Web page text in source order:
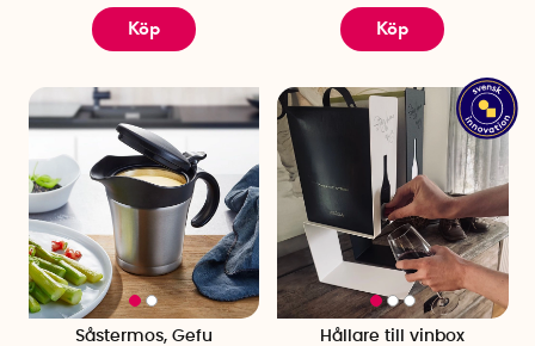
Köp Köp
Såstermos, Gefu Hållare till vinbox